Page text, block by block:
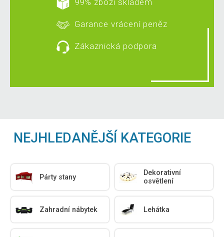
99% zboží skladem
Garance vrácení peněz
Zákaznická podpora
NEJHLEDANĚJŠÍ KATEGORIE
Párty stany
Dekorativní
osvětlení
Zahradní nábytek Lehátka